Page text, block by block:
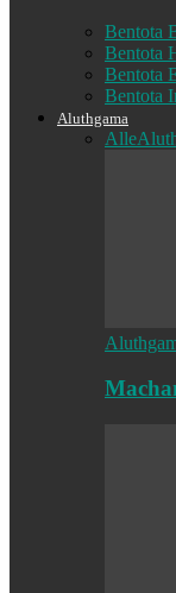
Bentota
Bentota
Bentota
Bentota
Aluthgama
Alle